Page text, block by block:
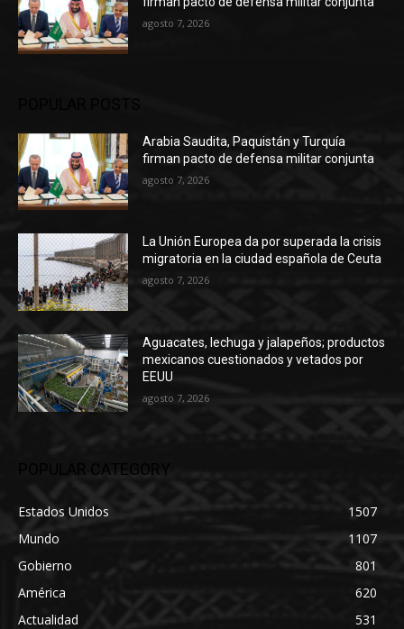
agosto 7, 2026
Arabia Saudita, Paquistán y Turquía
firman pacto de defensa militar conjunta
agosto 7, 2026
La Unión Europea da por superada la crisis
migratoria en la ciudad española de Ceuta
agosto 7, 2026
Aguacates, lechuga y jalapeños; productos
mexicanos cuestionados y vetados por
EEUU
agosto 7, 2026
POPULAR CATEGORY
Estados Unidos
1507
Mundo
1107
Gobierno
801
América
620
Actualidad
531